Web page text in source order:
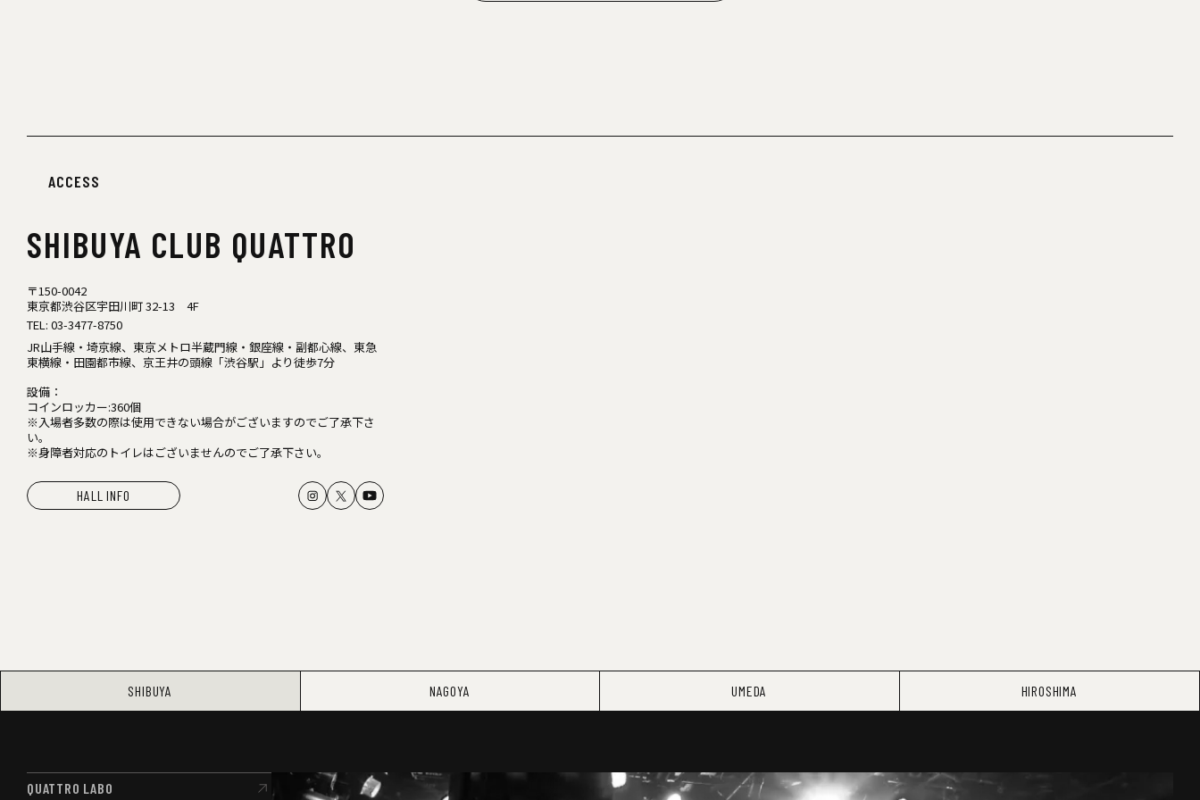
ACCESS
SHIBUYA CLUB QUATTRO
〒150-0042
東京都渋谷区宇田川町 32-13 4F
TEL: 03-3477-8750
JR山手線・埼京線、東京メトロ半蔵門線・銀座線・副都心線、東急
東横線・田園都市線、京王井の頭線「渋谷駅」より徒歩7分
設備：
コインロッカー:360個
※入場者多数の際は使用できない場合がございますのでご了承下さ
い。
※身障者対応のトイレはございませんのでご了承下さい。
HALL INFO
SHIBUYA NAGOYA UMEDA HIROSHIMA
QUATTRO LABO